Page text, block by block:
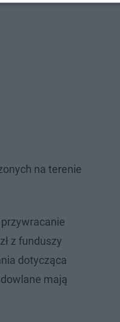
na terenie
z funduszy
dotycząca
mają